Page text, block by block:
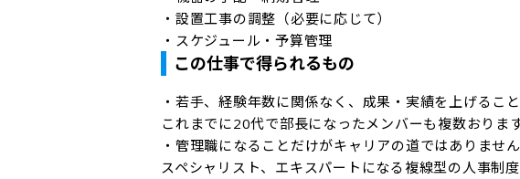
・設置工事の調整（必要に応じて）
・スケジュール・予算管理
この仕事で得られるもの
・若手、経験年数に関係なく、成果・実績を上げるこ
これまでに20代で部長になったメンバーも複数おります
・管理職になることだけがキャリアの道ではありません
スペシャリスト、エキスパートになる複線型の人事制